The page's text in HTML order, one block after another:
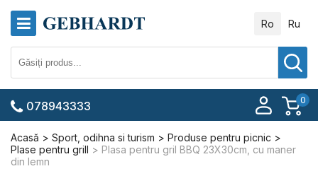
Ro Ru
0
078943333
Acasă Sport, odihna si turism
Produse pentru picnic
Plase pentru grill
Plasa pentru gril BBQ 23X30cm, cu maner
din lemn